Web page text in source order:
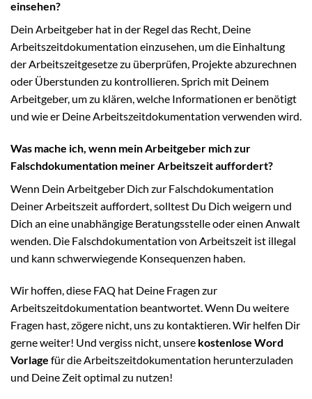
einsehen?
Dein Arbeitgeber hat in der Regel das Recht, Deine
Arbeitszeitdokumentation einzusehen, um die Einhaltung
der Arbeitszeitgesetze zu überprüfen, Projekte abzurechnen
oder Überstunden zu kontrollieren. Sprich mit Deinem
Arbeitgeber, um zu klären, welche Informationen er benötigt
und wie er Deine Arbeitszeitdokumentation verwenden wird.
Was mache ich, wenn mein Arbeitgeber mich zur
Falschdokumentation meiner Arbeitszeit auffordert?
Wenn Dein Arbeitgeber Dich zur Falschdokumentation
Deiner Arbeitszeit auffordert, solltest Du Dich weigern und
Dich an eine unabhängige Beratungsstelle oder einen Anwalt
wenden. Die Falschdokumentation von Arbeitszeit ist illegal
und kann schwerwiegende Konsequenzen haben.
Wir hoffen, diese FAQ hat Deine Fragen zur
Arbeitszeitdokumentation beantwortet. Wenn Du weitere
Fragen hast, zögere nicht, uns zu kontaktieren. Wir helfen Dir
gerne weiter! Und vergiss nicht, unsere kostenlose Word
Vorlage für die Arbeitszeitdokumentation herunterzuladen
und Deine Zeit optimal zu nutzen!